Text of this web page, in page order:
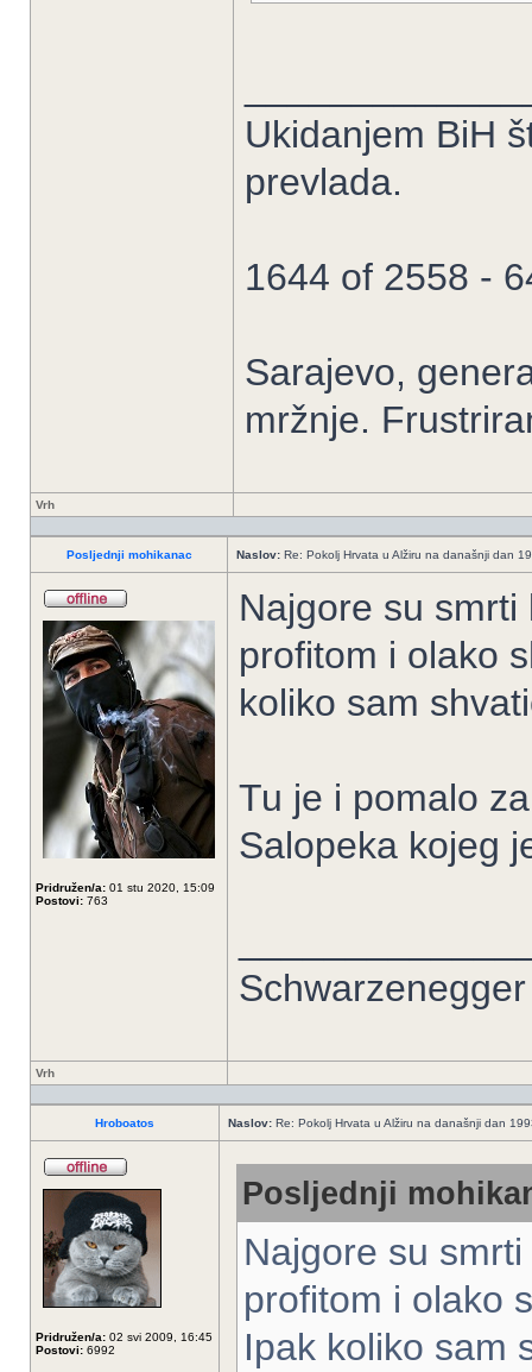
Ukidanjem BiH
prevlada.
1644 of 2558 -
Sarajevo,
mržnje.
Vrh
Posljednji mohikanac Naslov: Re: Pokolj Hrvata u Alžiru na današnji dan
Pridružen/a: 01 stu 2020, 15:09
Postovi: 763
Najgore su
profitom i olako
koliko sam
Tu je i pomalo
Salopeka kojeg
Vrh
Hroboatos Naslov: Re: Pokolj Hrvata u Alžiru na današnji dan
Pridružen/a: 02 svi 2009, 16:45
Postovi: 6992
Posljednji
Najgore su
profitom i olako
Ipak koliko sam